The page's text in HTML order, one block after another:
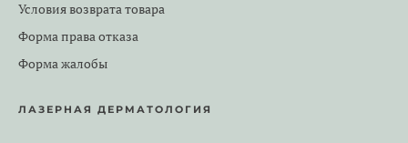
Условия возврата товара
Форма права отказа
Форма жалобы
ЛАЗЕРНАЯ ДЕРМАТОЛОГИЯ